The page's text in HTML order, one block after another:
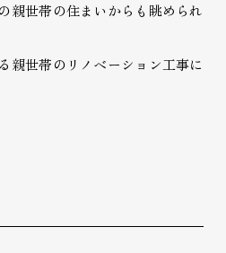
親世帯の住まいからも眺められ
親世帯のリノベーション工事に